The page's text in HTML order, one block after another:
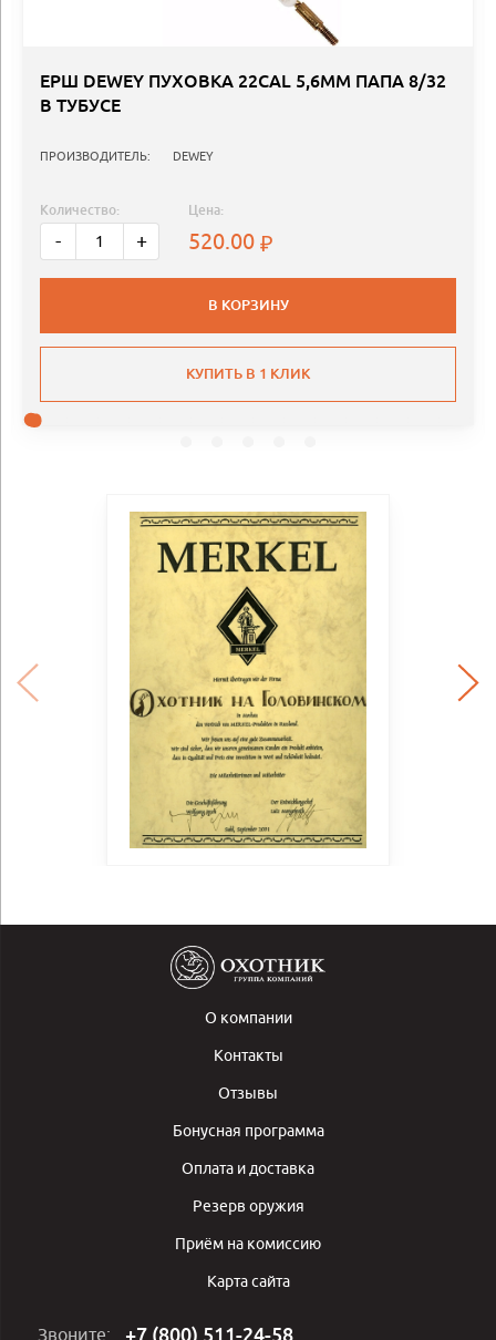
ЕРШ DEWEY ПУХОВКА 22CAL 5,6MM ПАПА 8/32
В ТУБУСЕ
ПРОИЗВОДИТЕЛЬ: DEWEY
Количество:
- +
Цена:
520.00
В КОРЗИНУ
КУПИТЬ В 1 КЛИК
О компании
Контакты
Отзывы
Бонусная программа
Оплата и доставка
Резерв оружия
Приём на комиссию
Карта сайта
Звоните: +7 (800) 511-24-58